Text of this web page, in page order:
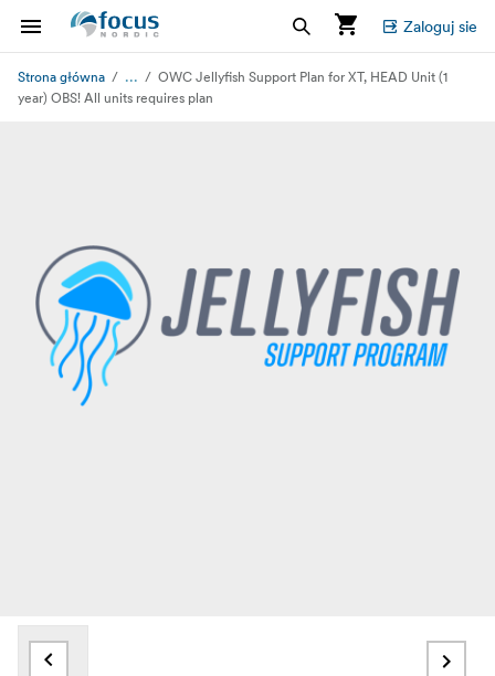
Zaloguj sie
Strona główna ...
OWC Jellyfish Support Plan for XT, HEAD Unit (1
year) OBS! All units requires plan